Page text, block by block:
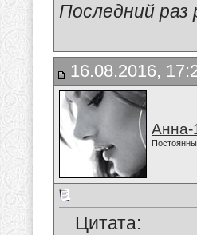
Последний раз
16.08.2016,
Анна-
Цитата: